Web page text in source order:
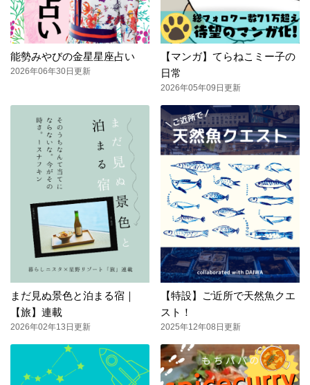
能勢みやびの金星星座占い
2026年06年30日更新
【マンガ】てらねこミー子の
日常
2026年05年09日更新
まだ見ぬ景色と泊まる宿｜
【旅】連載
2026年02年13日更新
【特設】ご近所で天然魚クエ
スト！
2025年12年08日更新